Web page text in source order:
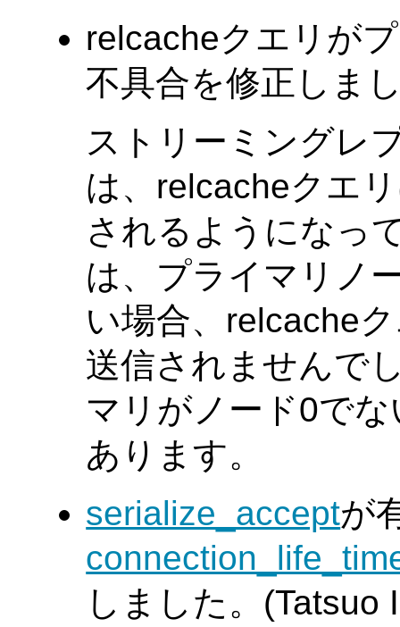
relcacheクエリが
不具合を修正しま
ストリーミングレ
は、relcacheクエ
されるようになっ
は、プライマリノ
い場合、relcache
送信されませんで
マリがノード0で
あります。
serialize_acceptが
しました。(Tatsuo